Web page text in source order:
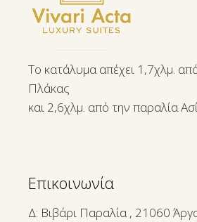
Το κατάλυμα απέχει 1,7χλμ.
Πλάκας
και 2,6χλμ. από την παραλία
Επικοινωνία
Δ: Βιβάρι Παραλία , 21060